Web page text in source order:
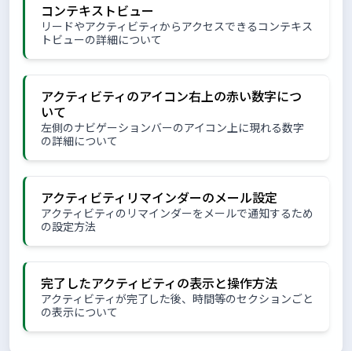
コンテキストビュー
リードやアクティビティからアクセスできるコンテキス
トビューの詳細について
アクティビティのアイコン右上の赤い数字につ
いて
左側のナビゲーションバーのアイコン上に現れる数字
の詳細について
アクティビティリマインダーのメール設定
アクティビティのリマインダーをメールで通知するため
の設定方法
完了したアクティビティの表示と操作方法
アクティビティが完了した後、時間等のセクションごと
の表示について